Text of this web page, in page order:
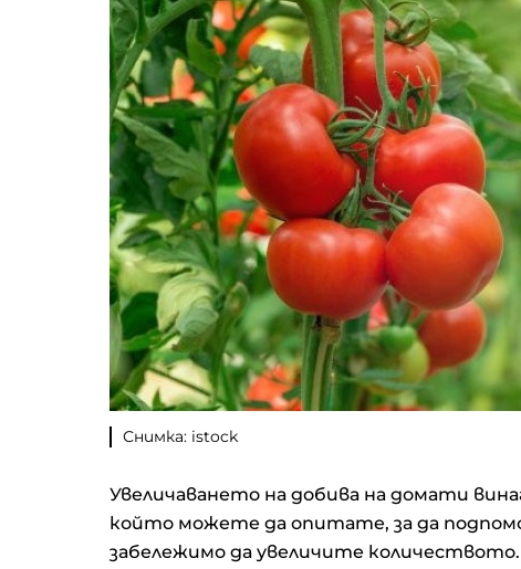
Снимка: istock
Увеличаването на добива на домати
който можете да опитате, за да
забележимо да увеличите